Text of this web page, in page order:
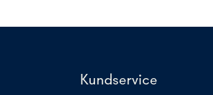
Kundservice